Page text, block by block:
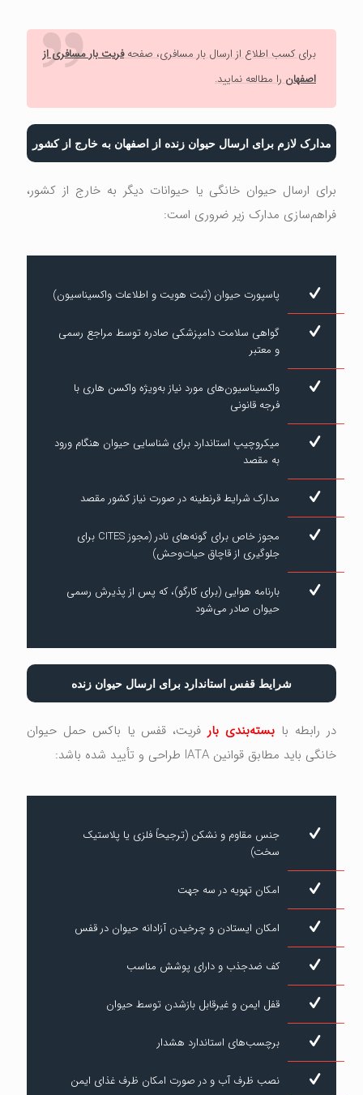
برای کسب اطلاع از ارسال بار مسافری، صفحهفریت بار مسافری از
اصفهانرا مطالعه نمایید.
مدارک لازم برای ارسال حیوان زنده از اصفهان به خارج از کشور
برای ارسال حیوان خانگی یا حیوانات دیگر به خارج از کشور،
فراهم‌سازی مدارک زیر ضروری است:
پاسپورت حیوان (ثبت هویت و اطلاعات واکسیناسیون)
گواهی سلامت دامپزشکی صادره توسط مراجع رسمی
و معتبر
واکسیناسیون‌های مورد نیاز به‌ویژه واکسن هاری با
فرجه قانونی
میکروچیپ استاندارد برای شناسایی حیوان هنگام ورود
به مقصد
مدارک شرایط قرنطینه در صورت نیاز کشور مقصد
مجوز خاص برای گونه‌های نادر (مجوز CITES برای
جلوگیری از قاچاق حیات‌وحش)
بارنامه هوایی (برای کارگو)، که پس از پذیرش رسمی
حیوان صادر می‌شود
شرایط قفس استاندارد برای ارسال حیوان زنده
در رابطه با بسته‌بندی بار فریت، قفس یا باکس حمل حیوان
خانگی باید مطابق قوانین IATA طراحی و تأیید شده باشد:
جنس مقاوم و نشکن (ترجیحاً فلزی یا پلاستیک
سخت)
امکان تهویه در سه جهت
امکان ایستادن و چرخیدن آزادانه حیوان در قفس
کف ضدجذب و دارای پوشش مناسب
قفل ایمن و غیرقابل بازشدن توسط حیوان
برچسب‌های استاندارد هشدار
نصب ظرف آب و در صورت امکان ظرف غذای ایمن